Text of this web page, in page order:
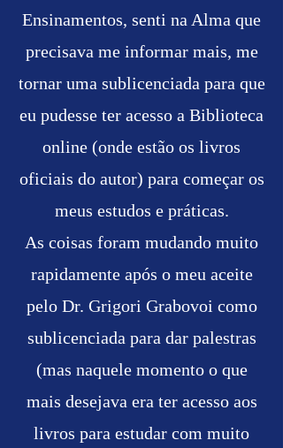
Ensinamentos, senti na Alma que
precisava me informar mais, me
tornar uma sublicenciada para que
eu pudesse ter acesso a Biblioteca
online (onde estão os livros
oficiais do autor) para começar os
meus estudos e práticas.
As coisas foram mudando muito
rapidamente após o meu aceite
pelo Dr. Grigori Grabovoi como
sublicenciada para dar palestras
(mas naquele momento o que
mais desejava era ter acesso aos
livros para estudar com muito